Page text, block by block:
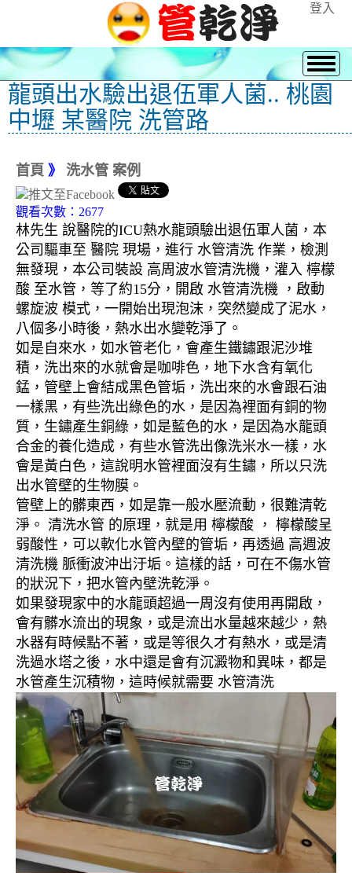
登入
龍頭出水驗出退伍軍人菌.. 桃園
中壢 某醫院 洗管路
首頁 》 洗水管 案例
觀看次數：2677
林先生 說醫院的ICU熱水龍頭驗出退伍軍人菌，本
公司驅車至 醫院 現場，進行 水管清洗 作業，檢測
無發現，本公司裝設 高周波水管清洗機，灌入 檸檬
酸 至水管，等了約15分，開啟 水管清洗機 ，啟動
螺旋波 模式，一開始出現泡沫，突然變成了泥水，
八個多小時後，熱水出水變乾淨了。
如是自來水，如水管老化，會產生鐵鏽跟泥沙堆
積，洗出來的水就會是咖啡色，地下水含有氧化
錳，管壁上會結成黑色管垢，洗出來的水會跟石油
一樣黑，有些洗出綠色的水，是因為裡面有銅的物
質，生鏽產生銅綠，如是藍色的水，是因為水龍頭
合金的養化造成，有些水管洗出像洗米水一樣，水
會是黃白色，這說明水管裡面沒有生鏽，所以只洗
出水管壁的生物膜。
管壁上的髒東西，如是靠一般水壓流動，很難清乾
淨。 清洗水管 的原理，就是用 檸檬酸 ， 檸檬酸呈
弱酸性，可以軟化水管內壁的管垢，再透過 高週波
清洗機 脈衝波沖出汙垢。這樣的話，可在不傷水管
的狀況下，把水管內壁洗乾淨。
如果發現家中的水龍頭超過一周沒有使用再開啟，
會有髒水流出的現象，或是流出水量越來越少，熱
水器有時候點不著，或是等很久才有熱水，或是清
洗過水塔之後，水中還是會有沉澱物和異味，都是
水管產生沉積物，這時候就需要 水管清洗